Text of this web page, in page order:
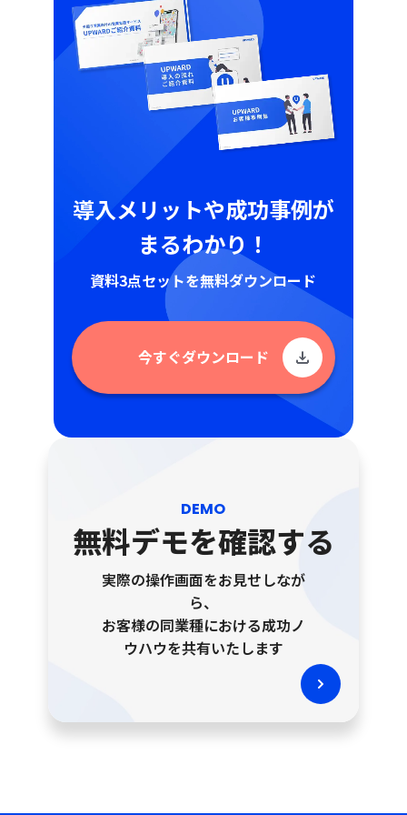
導入メリットや成功事例が
まるわかり！
資料3点セットを無料ダウンロード
今すぐダウンロード
DEMO
無料デモを確認する
実際の操作画面をお見せしなが
ら、
お客様の同業種における成功ノ
ウハウを共有いたします